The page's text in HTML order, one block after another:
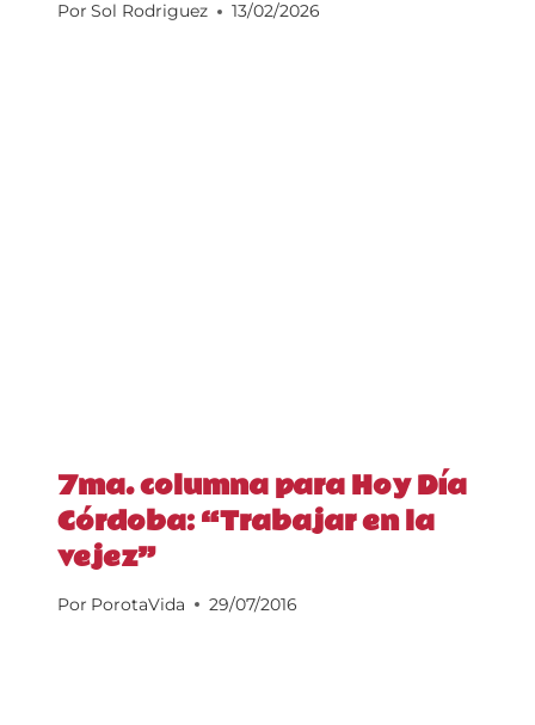
Por Sol Rodriguez 13/02/2026
7ma. columna para Hoy Día
Córdoba: “Trabajar en la
vejez”
Por PorotaVida 29/07/2016